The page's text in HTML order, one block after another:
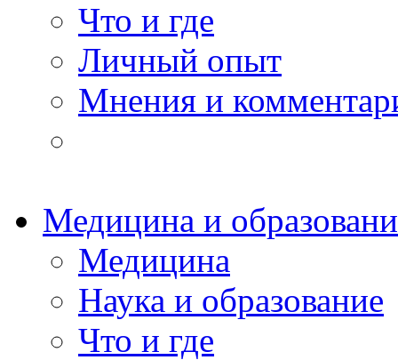
Что и где
Личный опыт
Мнения и
Медицина и
Медицина
Наука и образование
Что и где